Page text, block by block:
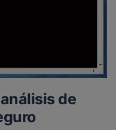
de